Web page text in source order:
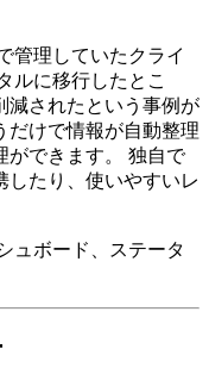
管理していたクライ
ルに移行したとこ
減されたという事例が
だけで情報が自動整理
ができます。 独自で
したり、使いやすいレ
ュボード、ステータ